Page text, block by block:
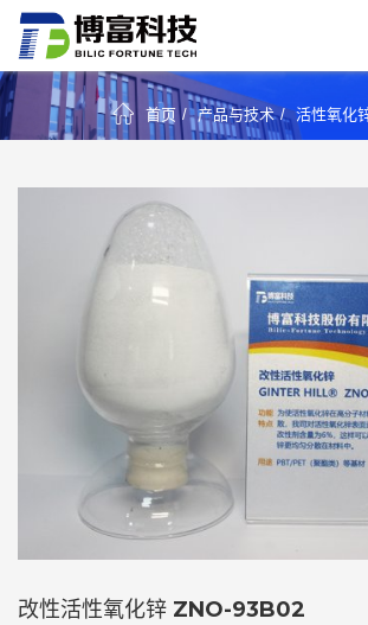
首页 产品与技术 活性氧化
改性活性氧化锌 ZNO-93B02